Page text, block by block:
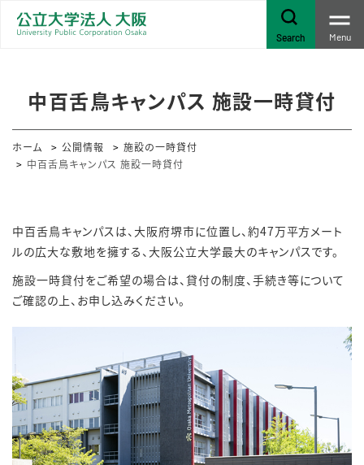
Search Menu
中百舌鳥キャンパス 施設一時貸付
ホーム 公開情報
施設の一時貸付
中百舌鳥キャンパス 施設一時貸付
中百舌鳥キャンパスは、大阪府堺市に位置し、約47万平方メート
ルの広大な敷地を擁する、大阪公立大学最大のキャンパスです。
施設一時貸付をご希望の場合は、貸付の制度、手続き等について
ご確認の上、お申し込みください。